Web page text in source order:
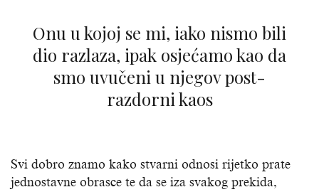
Onu u kojoj se mi, iako nismo bili
dio razlaza, ipak osjećamo kao da
smo uvučeni u njegov post-
razdorni kaos
Svi dobro znamo kako stvarni odnosi rijetko prate
jednostavne obrasce te da se iza svakog prekida,